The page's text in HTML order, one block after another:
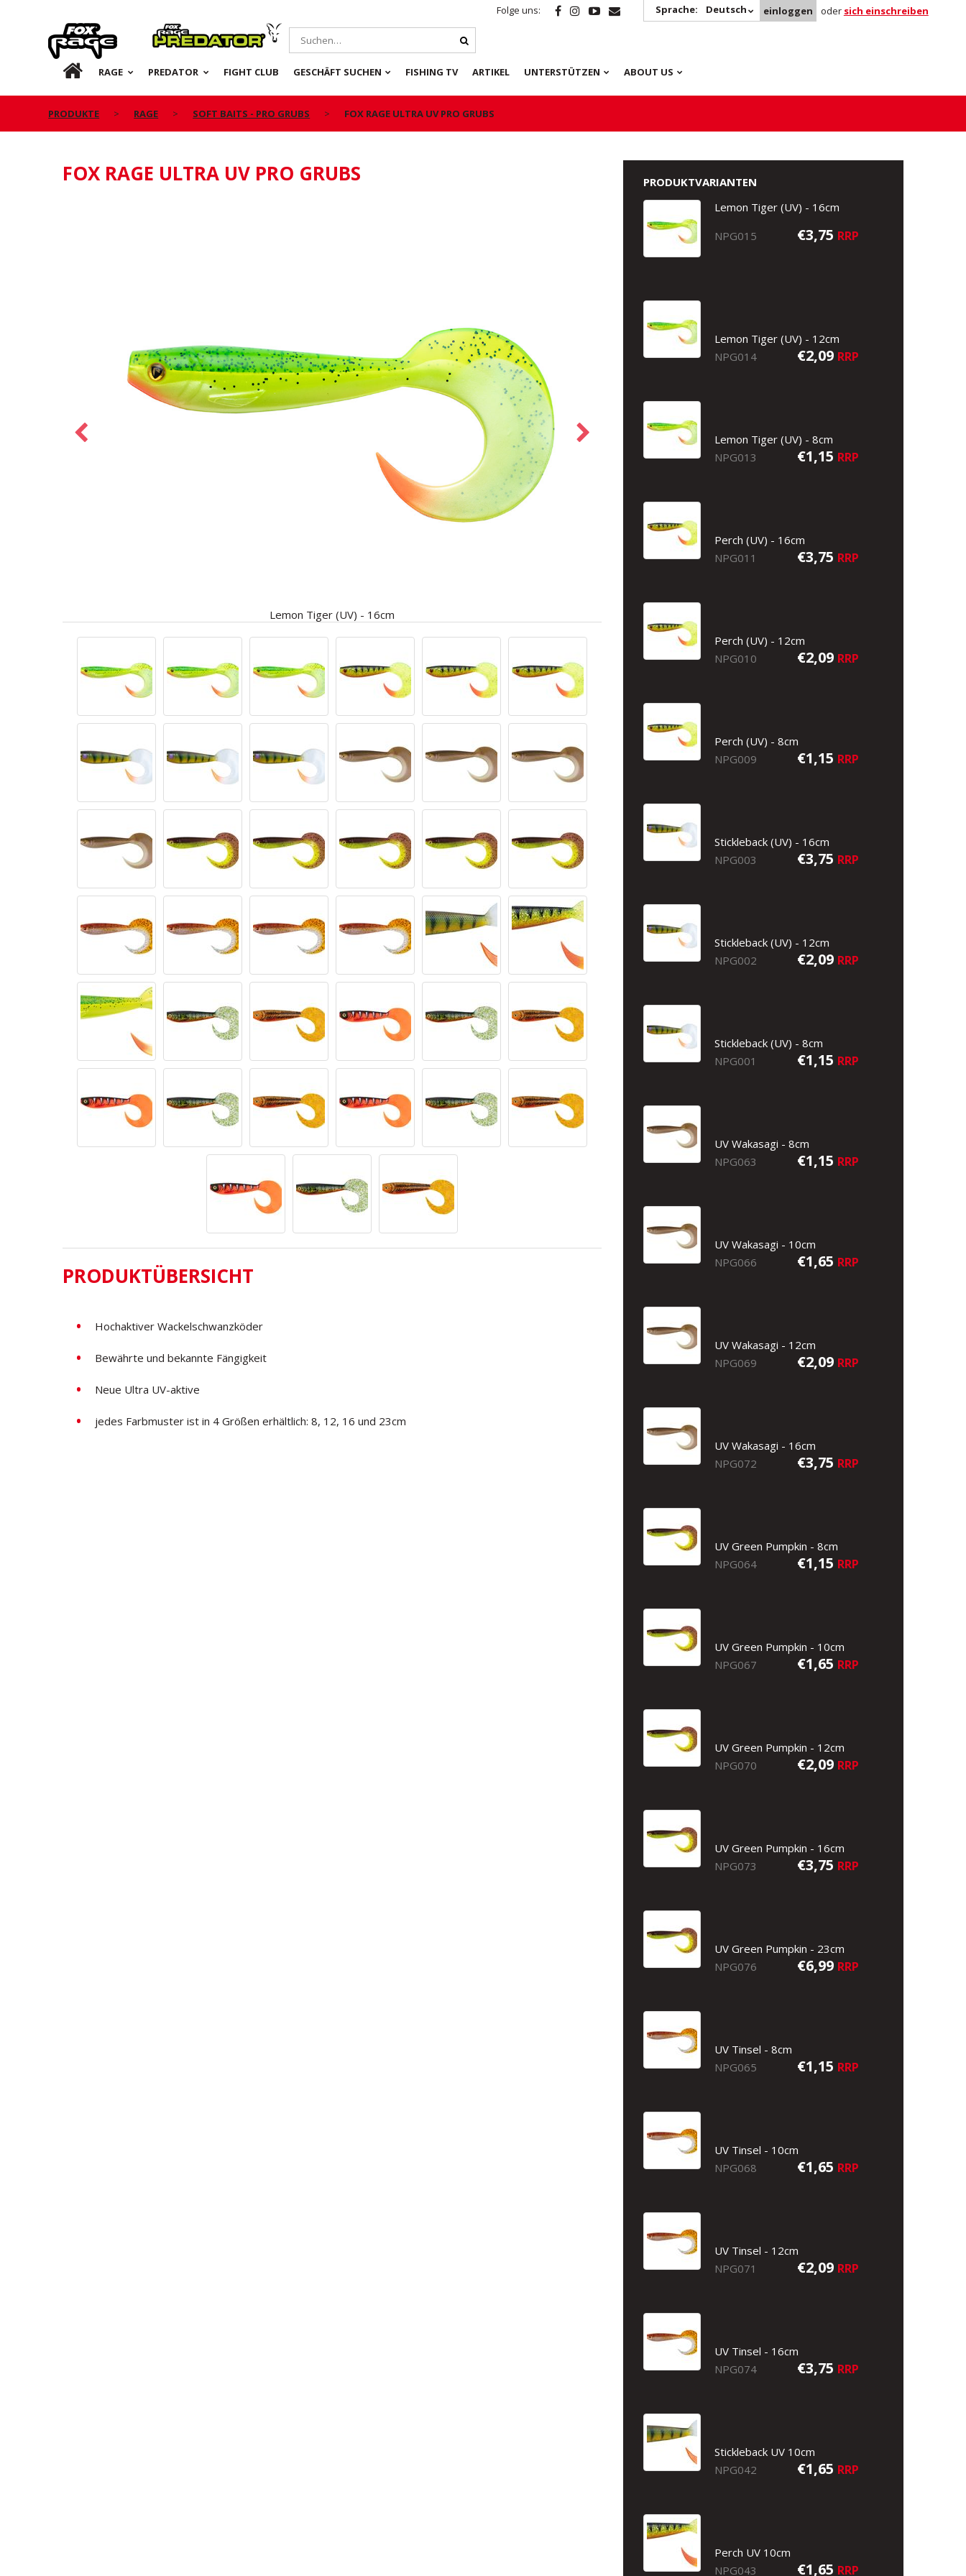
Folge uns: Sprache: Deutsch einloggen oder sich einschreiben
Rage Predator
DE RAGE PREDATOR FIGHT CLUB GESCHÄFT SUCHEN FISHING TV ARTIKEL UNTERSTÜTZEN ABOUT US
PRODUKTE RAGE SOFT BAITS - PRO GRUBS FOX RAGE ULTRA UV PRO GRUBS
FOX RAGE ULTRA UV PRO GRUBS
Lemon Tiger (UV) - 16cm
PRODUKTÜBERSICHT
Hochaktiver Wackelschwanzköder
Bewährte und bekannte Fängigkeit
Neue Ultra UV-aktive
jedes Farbmuster ist in 4 Größen erhältlich: 8, 12, 16 und 23cm
PRODUKTVARIANTEN
Lemon Tiger (UV) - 16cm
NPG015
€3,75 RRP
Lemon Tiger (UV) - 12cm
NPG014
€2,09 RRP
Lemon Tiger (UV) - 8cm
NPG013
€1,15 RRP
Perch (UV) - 16cm
NPG011
€3,75 RRP
Perch (UV) - 12cm
NPG010
€2,09 RRP
Perch (UV) - 8cm
NPG009
€1,15 RRP
Stickleback (UV) - 16cm
NPG003
€3,75 RRP
Stickleback (UV) - 12cm
NPG002
€2,09 RRP
Stickleback (UV) - 8cm
NPG001
€1,15 RRP
UV Wakasagi - 8cm
NPG063
€1,15 RRP
UV Wakasagi - 10cm
NPG066
€1,65 RRP
UV Wakasagi - 12cm
NPG069
€2,09 RRP
UV Wakasagi - 16cm
NPG072
€3,75 RRP
UV Green Pumpkin - 8cm
NPG064
€1,15 RRP
UV Green Pumpkin - 10cm
NPG067
€1,65 RRP
UV Green Pumpkin - 12cm
NPG070
€2,09 RRP
UV Green Pumpkin - 16cm
NPG073
€3,75 RRP
UV Green Pumpkin - 23cm
NPG076
€6,99 RRP
UV Tinsel - 8cm
NPG065
€1,15 RRP
UV Tinsel - 10cm
NPG068
€1,65 RRP
UV Tinsel - 12cm
NPG071
€2,09 RRP
UV Tinsel - 16cm
NPG074
€3,75 RRP
Stickleback UV 10cm
NPG042
€1,65 RRP
Perch UV 10cm
NPG043
€1,65 RRP